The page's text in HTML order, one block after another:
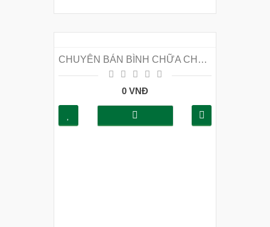
CHUYÊN BÁN BÌNH CHỮA CHÁY TẠI HUYỆN SÓC SƠN
0 VNĐ